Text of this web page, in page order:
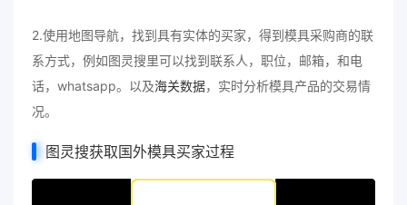
2.使用地图导航，找到具有实体的买家，得到模具采购商的联
系方式，例如图灵搜里可以找到联系人，职位，邮箱，和电
话，whatsapp。以及海关数据，实时分析模具产品的交易情
况。
图灵搜获取国外模具买家过程